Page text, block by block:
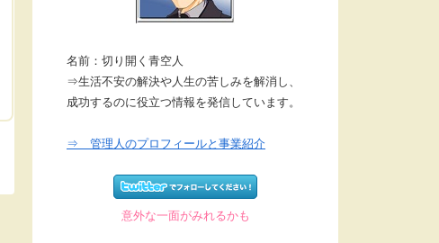
名前：切り開く青空人
⇒生活不安の解決や人生の苦しみを解消し、
成功するのに役立つ情報を発信しています。
⇒ 管理人のプロフィールと事業紹介
意外な一面がみれるかも